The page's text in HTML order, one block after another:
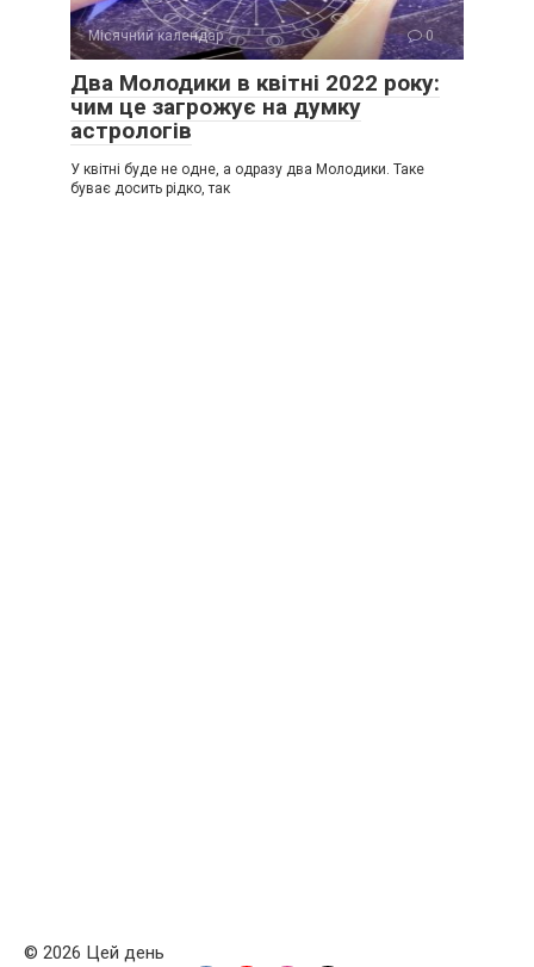
Місячний календар 0
Два Молодики в квітні 2022 року:
чим це загрожує на думку
астрологів
У квітні буде не одне, а одразу два Молодики. Таке
буває досить рідко, так
© 2026 Цей день